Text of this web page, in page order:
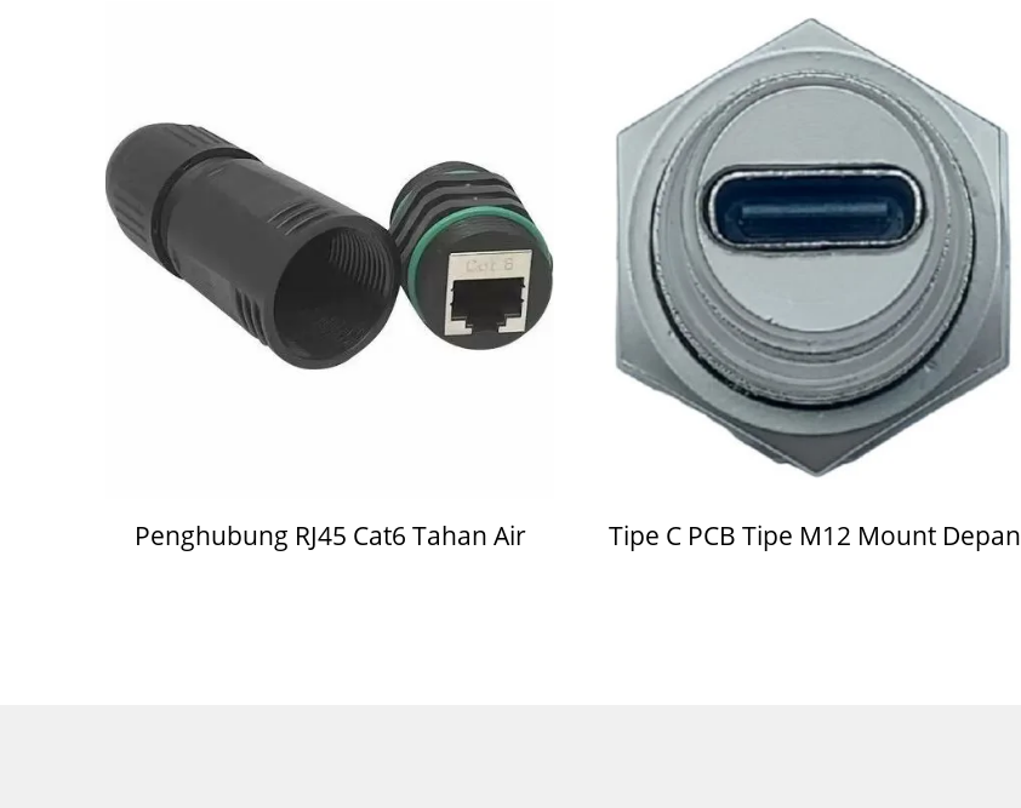
Penghubung RJ45 Cat6 Tahan Air Tipe C PCB Tipe M12 Mount Depan